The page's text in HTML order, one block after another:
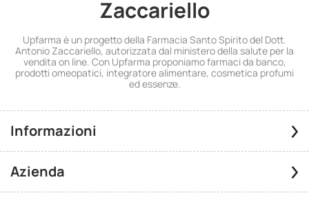
Zaccariello
Upfarma è un progetto della Farmacia Santo Spirito del Dott.
Antonio Zaccariello, autorizzata dal ministero della salute per la
vendita on line. Con Upfarma proponiamo farmaci da banco,
prodotti omeopatici, integratore alimentare, cosmetica profumi
ed essenze.
Informazioni
Azienda